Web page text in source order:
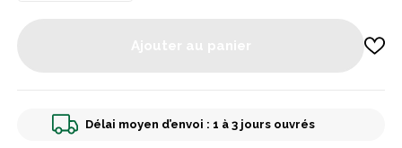
Délai moyen d’envoi : 1 à 3 jours ouvrés